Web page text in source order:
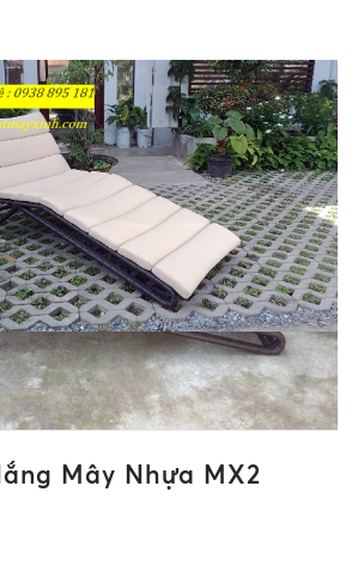
Mây Nhựa MX2